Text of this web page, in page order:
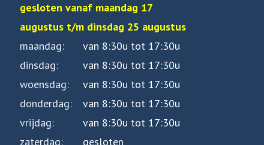
gesloten vanaf maandag 17
augustus t/m dinsdag 25 augustus
maandag
van 8:30u tot 17:30u
dinsdag
van 8:30u tot 17:30u
woensdag
van 8:30u tot 17:30u
donderdag
van 8:30u tot 17:30u
vrijdag
van 8:30u tot 17:30u
zaterdag
gesloten